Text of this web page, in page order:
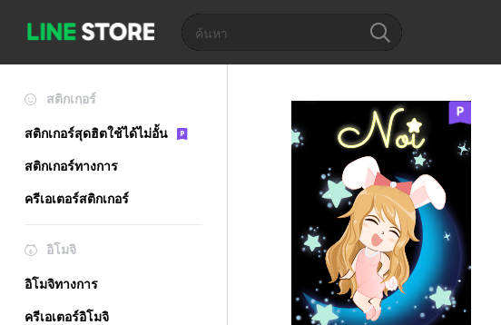
สติกเกอร์
สติกเกอร์สุดฮิตใช้ได้ไม่อั้น
สติกเกอร์ทางการ
ครีเอเตอร์สติกเกอร์
อิโมจิ
อิโมจิทางการ
ครีเอเตอร์อิโมจิ